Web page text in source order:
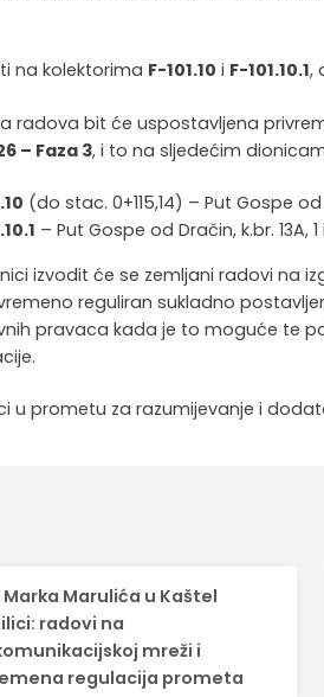
na kolektorima F-101.10 i F-101.10.1,
radova bit će uspostavljena
– Faza 3, i to na sljedećim
(do stac. 0+115,14) – Put Gospe od
– Put Gospe od Dračin, k.br. 13A, 1
izvodit će se zemljani radovi na
reguliran sukladno
pravaca kada je to moguće te
u prometu za razumijevanje i
Marka Marulića u Kaštel
radovi na
mreži i
regulacija prometa